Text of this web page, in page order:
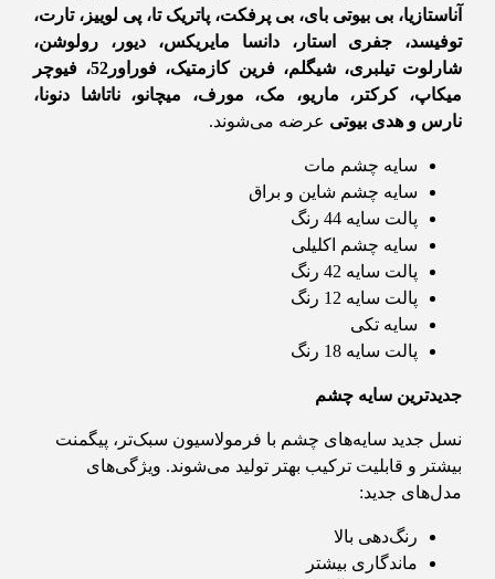
آناستازیا، بی بیوتی بای، بی پرفکت، پاتریک تا، پی لوییز، تارت،
توفیسد، جفری استار، دانسا مایریکس، دیور، رولوشن،
شارلوت تیلبری، شیگلم، فرین کازمتیک، فوراور52، فیوچر
میکاپ، کرکتر، ماریو، مک، مورف، میچانو، ناتاشا دنونا،
نارس و هدی بیوتی عرضه می‌شوند.
سایه چشم مات
سایه چشم شاین و براق
پالت سایه 44 رنگ
سایه چشم اکلیلی
پالت سایه 42 رنگ
پالت سایه 12 رنگ
سایه تکی
پالت سایه 18 رنگ
جدیدترین سایه چشم
نسل جدید سایه‌های چشم با فرمولاسیون سبک‌تر، پیگمنت
بیشتر و قابلیت ترکیب بهتر تولید می‌شوند. ویژگی‌های
مدل‌های جدید:
رنگ‌دهی بالا
ماندگاری بیشتر